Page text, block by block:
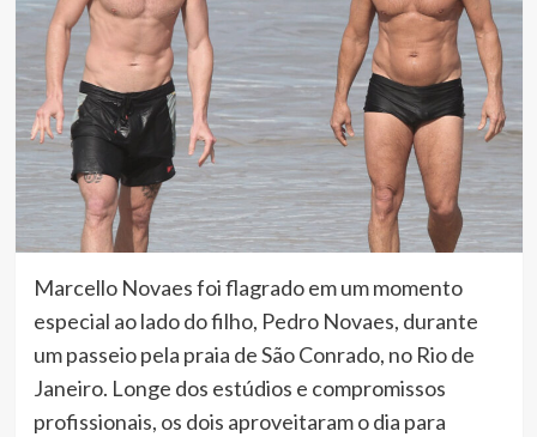
Marcello Novaes foi flagrado em um momento
especial ao lado do filho, Pedro Novaes, durante
um passeio pela praia de São Conrado, no Rio de
Janeiro. Longe dos estúdios e compromissos
profissionais, os dois aproveitaram o dia para